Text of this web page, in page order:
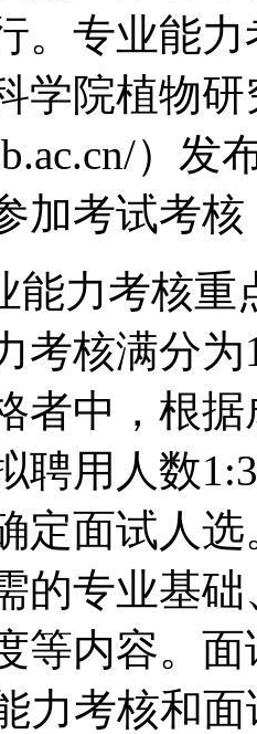
。专业能
学院植物
）发
加考试考
能力考核
考核满分
者中，根
聘用人数
定面试人
的专业基
等内容。
力考核和